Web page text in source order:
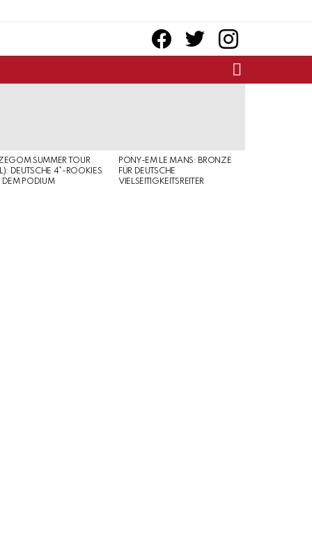
facebooktwitter instagram
SUMMER TOUR
DEUTSCHE 4*-ROOKIES
DEM PODIUM
PONY-EM LE MANS: BRONZE
FÜR DEUTSCHE
VIELSEITIGKEITSREITER